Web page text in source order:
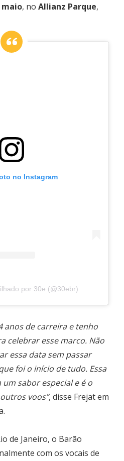
maio, no Allianz Parque,
no Instagram
por 30e (@30ebr)
anos de carreira e tenho
celebrar esse marco. Não
essa data sem passar
foi o início de tudo. Essa
sabor especial e é o
voos”, disse Frejat em
de Janeiro, o Barão
com os vocais de